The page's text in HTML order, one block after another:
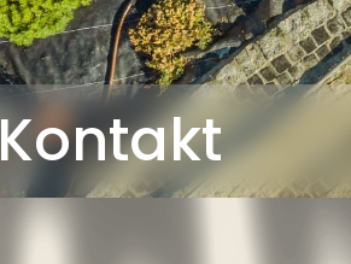
Kontakt